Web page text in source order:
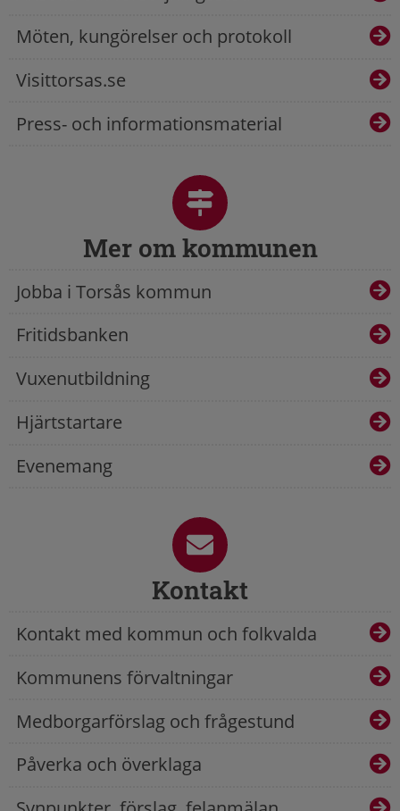
Möten, kungörelser och protokoll
Visittorsas.se
Press- och informationsmaterial
Mer om kommunen
Jobba i Torsås kommun
Fritidsbanken
Vuxenutbildning
Hjärtstartare
Evenemang
Kontakt
Kontakt med kommun och folkvalda
Kommunens förvaltningar
Medborgarförslag och frågestund
Påverka och överklaga